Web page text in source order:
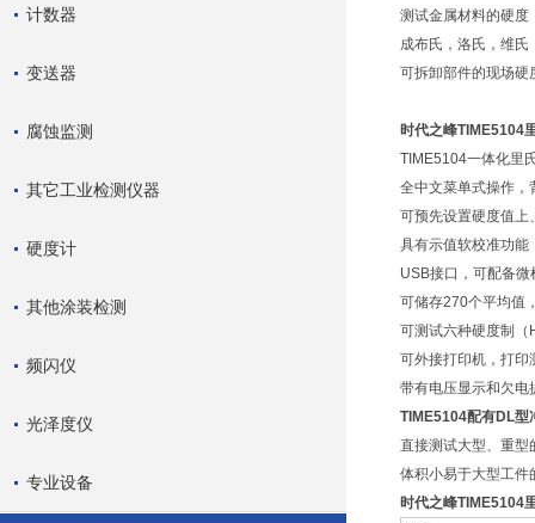
计数器
变送器
腐蚀监测
其它工业检测仪器
硬度计
其他涂装检测
频闪仪
光泽度仪
专业设备
测试金属材料的硬度
成布氏，洛氏，维
可拆卸部件的现场硬
时代之峰TIME5104
TIME5104一体化里
全中文菜单式操作，
可预先设置硬度值上
具有示值软校准功能
USB接口，可配备
可储存270个平均值
可测试六种硬度制
可外接打印机，打印
带有电压显示和欠电
TIME5104配有DL型
直接测试大型、重型
体积小易于大型工件
时代之峰TIME5104